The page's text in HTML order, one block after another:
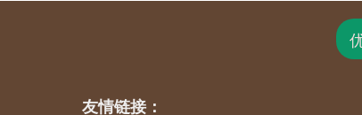
友情链接：